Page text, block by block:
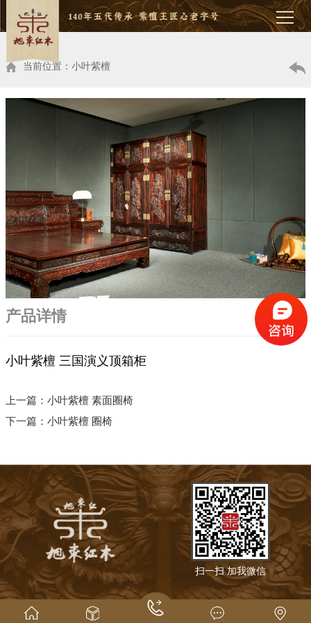
当前位置：小叶紫檀
产品详情
小叶紫檀 三国演义顶箱柜
上一篇： 小叶紫檀 素面圈椅
下一篇： 小叶紫檀 圈椅
扫一扫 加我微信